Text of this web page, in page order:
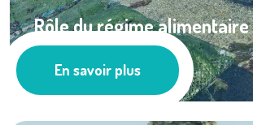
Rôle du régime
survie des ...
Cultures marines
En savoir plus